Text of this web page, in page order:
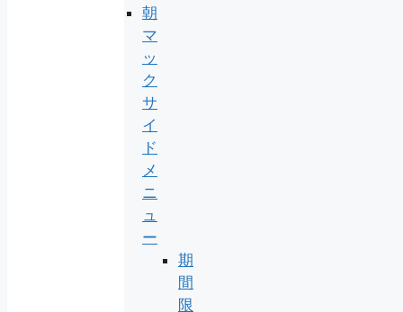
朝
マ
ッ
ク
サ
イ
ド
メ
ニ
ュ
ー
期
間
限